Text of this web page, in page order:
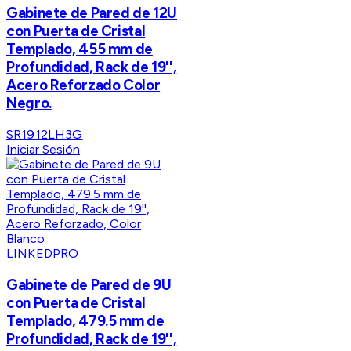
Gabinete de Pared de 12U
con Puerta de Cristal
Templado, 455 mm de
Profundidad, Rack de 19'',
Acero Reforzado Color
Negro.
SR1912LH3G
Iniciar Sesión
LINKEDPRO
Gabinete de Pared de 9U
con Puerta de Cristal
Templado, 479.5 mm de
Profundidad, Rack de 19'',